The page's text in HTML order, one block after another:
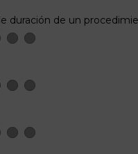
duración de un